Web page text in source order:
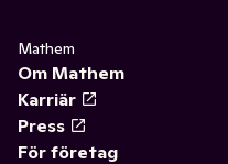
Mathem
Om Mathem
Karriär
Press
För företag